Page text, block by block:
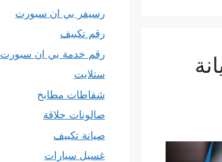
صيانة
رسيفر بي ان سبورت
رقم تكييف
رقم خدمة بي ان سبورت
ستلايت
شفاطات مطابخ
صالونات حلاقة
صيانة تكييف
غسيل سيارات